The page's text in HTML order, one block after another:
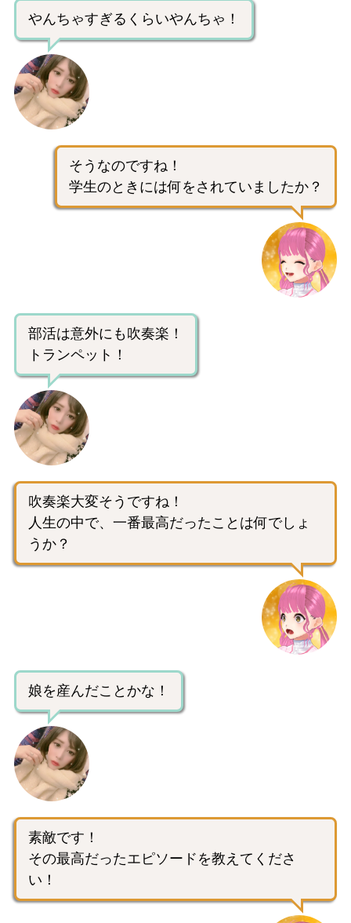
やんちゃすぎるくらいやんちゃ！
そうなのですね！
学生のときには何をされていましたか？
部活は意外にも吹奏楽！
トランペット！
吹奏楽大変そうですね！
人生の中で、一番最高だったことは何でしょ
うか？
娘を産んだことかな！
素敵です！
その最高だったエピソードを教えてくださ
い！